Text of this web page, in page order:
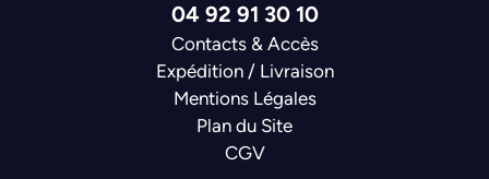
04 92 91 30 10
Contacts & Accès
Expédition / Livraison
Mentions Légales
Plan du Site
CGV